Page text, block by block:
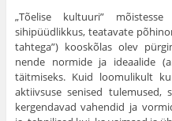
„Tõelise kultuuri”
sihipüüdlikkus, teatavate
tahtega”) kooskõlas olev
nende normide ja ideaalide
täitmiseks. Kuid loomulikult
aktiivsuse senised tulemused,
kergendavad va­hendid ja